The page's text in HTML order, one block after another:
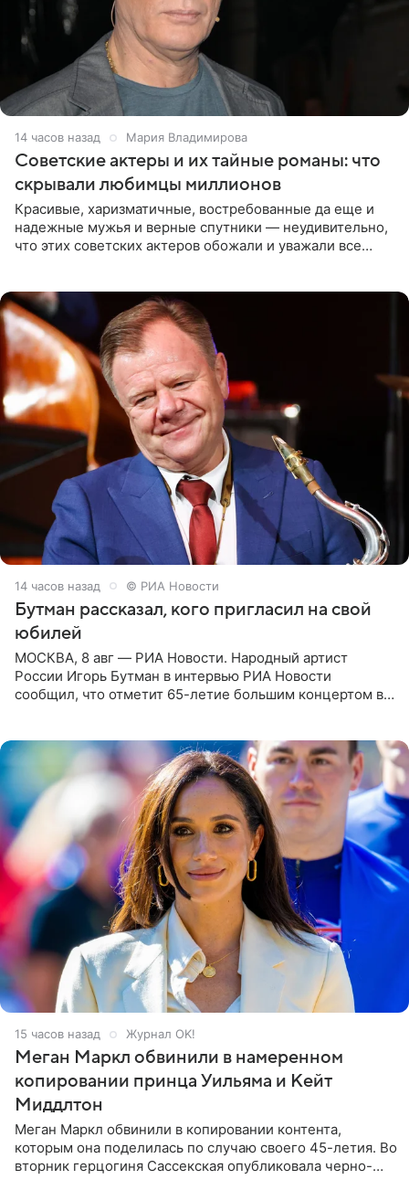
14 часов назад Мария Владимирова
Советские актеры и их тайные романы: что
скрывали любимцы миллионов
Красивые, харизматичные, востребованные да еще и
надежные мужья и верные спутники — неудивительно,
что этих советских актеров обожали и уважали все
14 часов назад © РИА Новости
Бутман рассказал, кого пригласил на свой
юбилей
МОСКВА, 8 авг — РИА Новости. Народный артист
России Игорь Бутман в интервью РИА Новости
сообщил, что отметит 65-летие большим концертом в
15 часов назад Журнал OK!
Меган Маркл обвинили в намеренном
копировании принца Уильяма и Кейт
Миддлтон
Меган Маркл обвинили в копировании контента,
которым она поделилась по случаю своего 45-летия. Во
вторник герцогиня Сассекская опубликовала черно-